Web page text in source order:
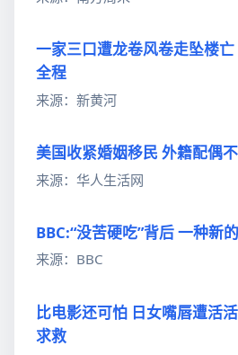
一家三口遭龙卷风卷走坠楼
全程
来源：新黄河
美国收紧婚姻移民 外籍配偶
来源：华人生活网
BBC:“没苦硬吃”背后 一种新
来源：BBC
比电影还可怕 日女嘴唇遭活
求救